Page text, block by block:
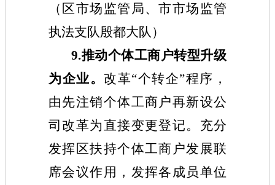
（区市场监管局、市市场监管
执法支队殷都大队）
9.推动个体工商户转型升级
为企业。 改革“个转企”程序，
由先注销个体工商户再新设公
司改革为直接变更登记。充分
发挥区扶持个体工商户发展联
席会议作用，发挥各成员单位